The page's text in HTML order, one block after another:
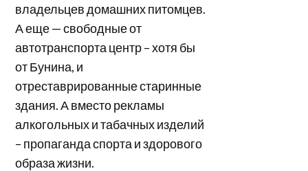
владельцев домашних питомцев.
А еще — свободные от
автотранспорта центр – хотя бы
от Бунина, и
отреставрированные старинные
здания. А вместо рекламы
алкогольных и табачных изделий
– пропаганда спорта и здорового
образа жизни.